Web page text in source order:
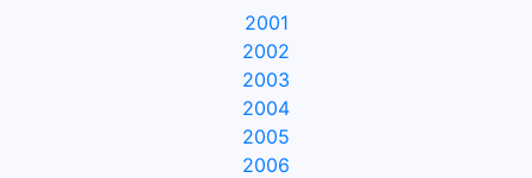
2001
2002
2003
2004
2005
2006